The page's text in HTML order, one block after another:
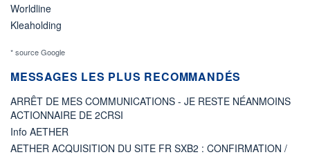
Worldline
Kleaholding
* source Google
MESSAGES LES PLUS RECOMMANDÉS
ARRÊT DE MES COMMUNICATIONS - JE RESTE NÉANMOINS
ACTIONNAIRE DE 2CRSI
Info AETHER
AETHER ACQUISITION DU SITE FR SXB2 : CONFIRMATION /